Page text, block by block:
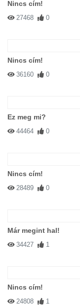
Nincs cím!
27468 0
Nincs cím!
36160 0
Ez meg mi?
44464 0
Nincs cím!
28489 0
Már megint hal!
34427 1
Nincs cím!
24808 1